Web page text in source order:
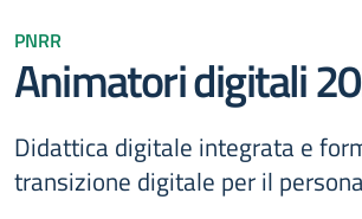
PNRR
Animatori digitali
Didattica digitale integrata e
transizione digitale per il